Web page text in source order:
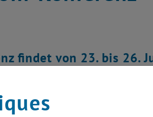
findet von 23. bis 26.